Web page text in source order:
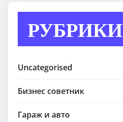
РУБРИКИ
Uncategorised
Бизнес советник
Гараж и авто